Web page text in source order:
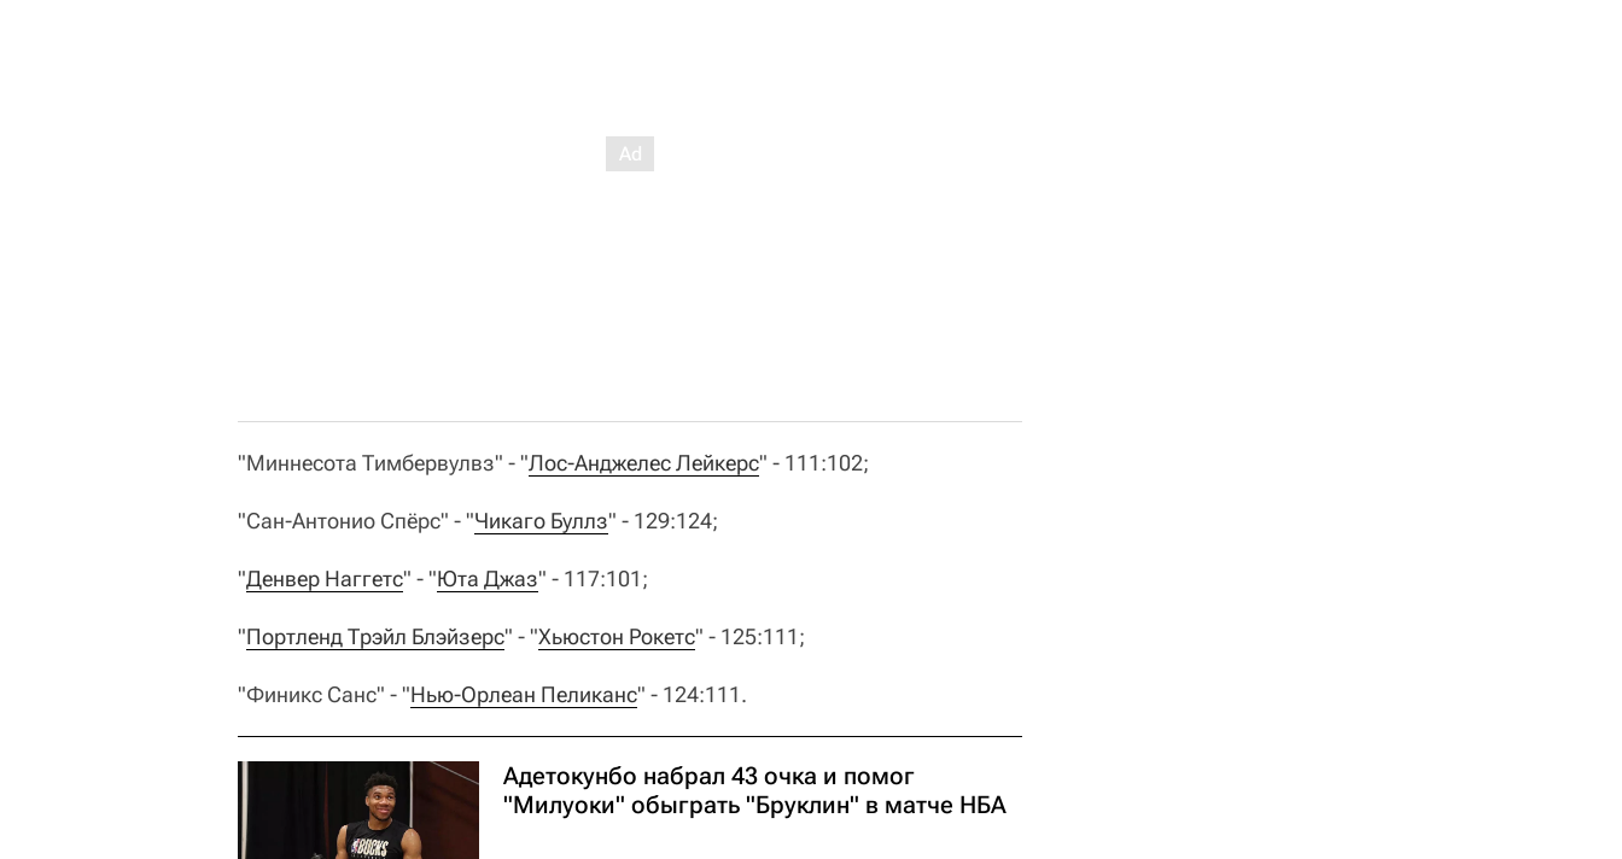
"Миннесота Тимбервулвз" - "Лос-Анджелес Лейкерс" - 111:102;
"Сан-Антонио Спёрс" - "Чикаго Буллз" - 129:124;
"Денвер Наггетс" - "Юта Джаз" - 117:101;
"Портленд Трэйл Блэйзерс" - "Хьюстон Рокетс" - 125:111;
"Финикс Санс" - "Нью-Орлеан Пеликанс" - 124:111.
Адетокунбо набрал 43 очка и помог
"Милуоки" обыграть "Бруклин" в матче НБА